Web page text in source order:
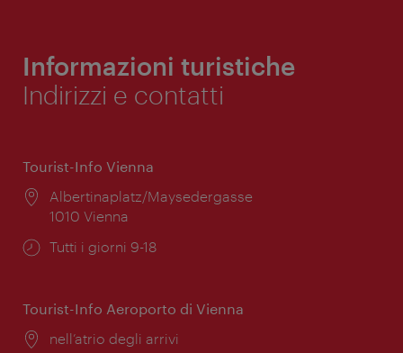
Informazioni turistiche
Indirizzi e contatti
Tourist-Info Vienna
Posizione:
Albertinaplatz/Maysedergasse
1010 Vienna
Orari
Tutti i giorni 9-18
Tourist-Info Aeroporto di Vienna
Posizione:
nell’atrio degli arrivi